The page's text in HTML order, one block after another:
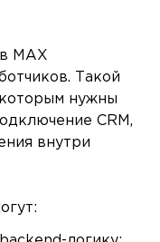
MAX
Такой
нужны
CRM,
внутри